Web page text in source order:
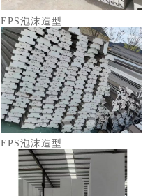
EPS泡沫造型
EPS泡沫造型